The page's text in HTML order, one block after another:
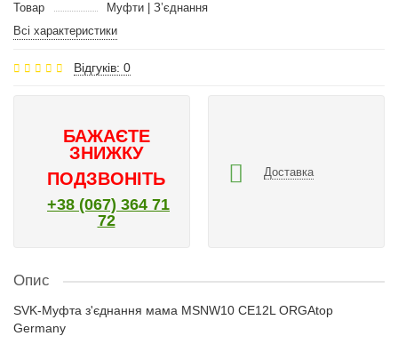
Товар
Муфти | З’єднання
Всі характеристики
Відгуків: 0
БАЖАЄТЕ
ЗНИЖКУ
ПОДЗВОНІТЬ
+38 (067) 364 71
72
Доставка
Опис
SVK-Муфта з'єднання мама MSNW10 CE12L ORGAtop
Germany